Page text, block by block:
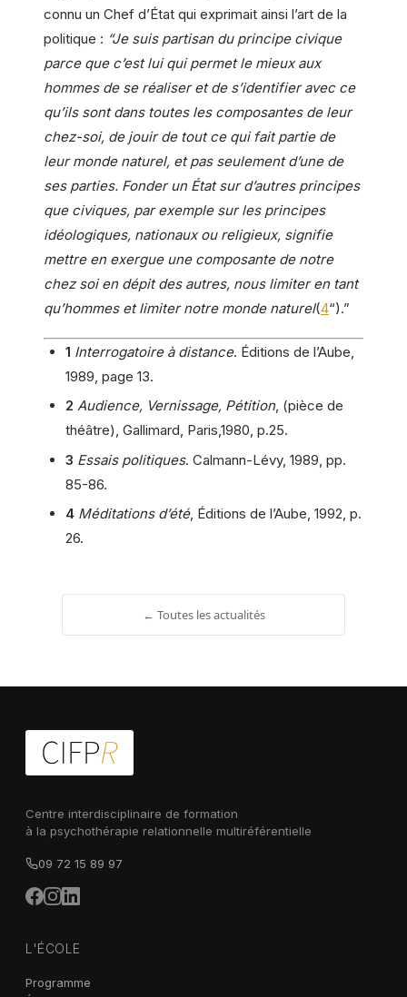
connu un Chef d’État qui exprimait ainsi l’art de la
politique : “Je suis partisan du principe civique
parce que c’est lui qui permet le mieux aux
hommes de se réaliser et de s’identifier avec ce
qu’ils sont dans toutes les composantes de leur
chez-soi, de jouir de tout ce qui fait partie de
leur monde naturel, et pas seulement d’une de
ses parties. Fonder un État sur d’autres principes
que civiques, par exemple sur les principes
idéologiques, nationaux ou religieux, signifie
mettre en exergue une composante de notre
chez soi en dépit des autres, nous limiter en tant
qu’hommes et limiter notre monde naturel(4“).”
1 Interrogatoire à distance. Éditions de l’Aube,
1989, page 13.
2 Audience, Vernissage, Pétition, (pièce de
théâtre), Gallimard, Paris,1980, p.25.
3 Essais politiques. Calmann-Lévy, 1989, pp.
85-86.
4 Méditations d’été, Éditions de l’Aube, 1992, p.
26.
← Toutes les actualités
Centre interdisciplinaire de formation
à la psychothérapie relationnelle multiréférentielle
09 72 15 89 97
L'ÉCOLE
Programme